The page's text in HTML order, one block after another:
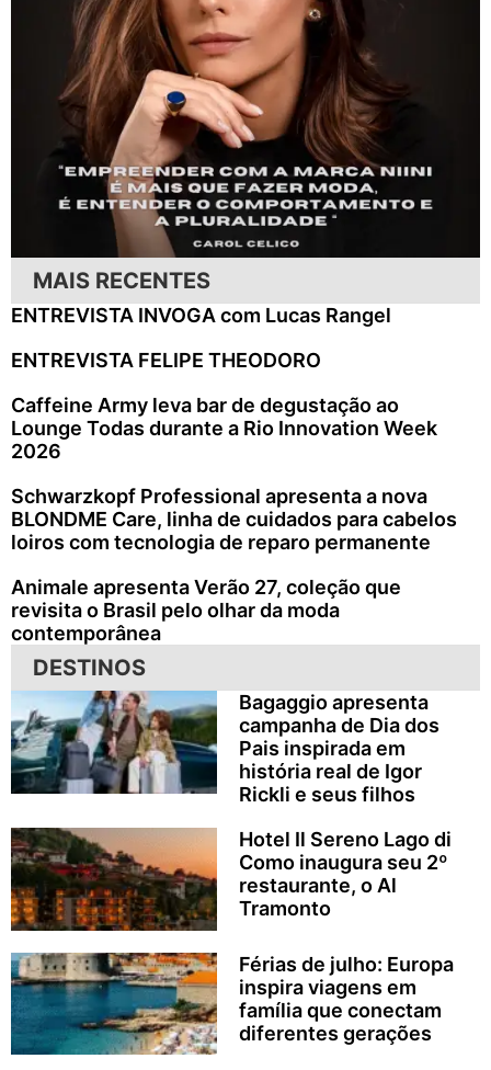
MAIS RECENTES
ENTREVISTA INVOGA com Lucas Rangel
ENTREVISTA FELIPE THEODORO
Caffeine Army leva bar de degustação ao
Lounge Todas durante a Rio Innovation Week
2026
Schwarzkopf Professional apresenta a nova
BLONDME Care, linha de cuidados para cabelos
loiros com tecnologia de reparo permanente
Animale apresenta Verão 27, coleção que
revisita o Brasil pelo olhar da moda
contemporânea
DESTINOS
Bagaggio apresenta
campanha de Dia dos
Pais inspirada em
história real de Igor
Rickli e seus filhos
Hotel Il Sereno Lago di
Como inaugura seu 2º
restaurante, o Al
Tramonto
Férias de julho: Europa
inspira viagens em
família que conectam
diferentes gerações